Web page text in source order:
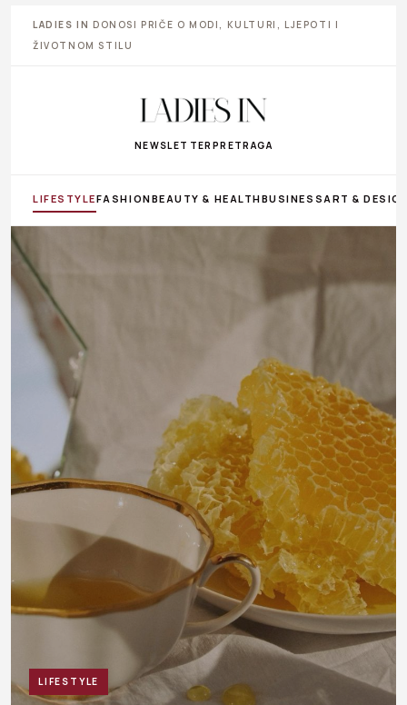
LADIES IN DONOSI PRIČE O MODI, KULTURI, LJEPOTI I
ŽIVOTNOM STILU
NEWSLETTER PRETRAGA
LIFESTYLEFASHIONBEAUTY & HEALTHBUSINESS ART &
LIFESTYLE